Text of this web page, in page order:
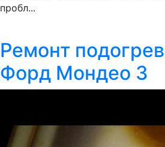
пробл...
Ремонт
Форд Мондео 3